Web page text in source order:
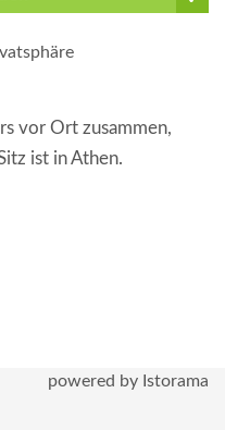
vor Ort zusammen,
ist in Athen.
powered by Istorama